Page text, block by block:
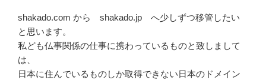
shakado.com から shakado.jp へ少しずつ移管したい
と思います。
私ども仏事関係の仕事に携わっているものと致しまして
は、
日本に住んでいるものしか取得できない日本のドメイン